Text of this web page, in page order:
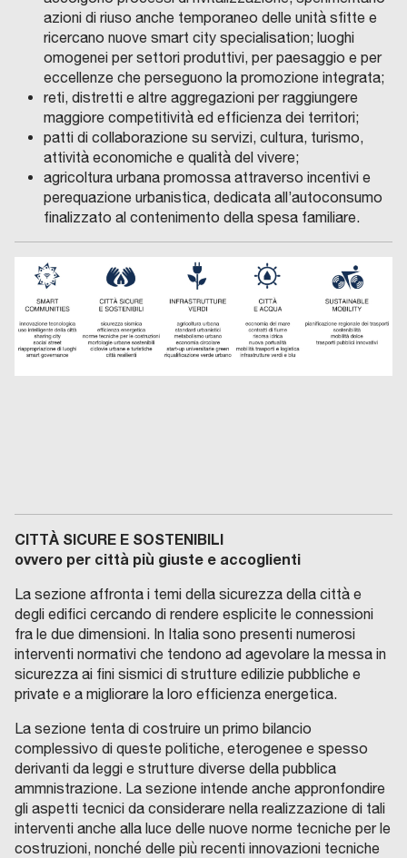
azioni di riuso anche temporaneo delle unità sfitte e
ricercano nuove smart city specialisation; luoghi
omogenei per settori produttivi, per paesaggio e per
eccellenze che perseguono la promozione integrata;
reti, distretti e altre aggregazioni per raggiungere
maggiore competitività ed efficienza dei territori;
patti di collaborazione su servizi, cultura, turismo,
attività economiche e qualità del vivere;
agricoltura urbana promossa attraverso incentivi e
perequazione urbanistica, dedicata all’autoconsumo
finalizzato al contenimento della spesa familiare.
CITTÀ SICURE E SOSTENIBILI
ovvero per città più giuste e accoglienti
La sezione affronta i temi della sicurezza della città e
degli edifici cercando di rendere esplicite le connessioni
fra le due dimensioni. In Italia sono presenti numerosi
interventi normativi che tendono ad agevolare la messa in
sicurezza ai fini sismici di strutture edilizie pubbliche e
private e a migliorare la loro efficienza energetica.
La sezione tenta di costruire un primo bilancio
complessivo di queste politiche, eterogenee e spesso
derivanti da leggi e strutture diverse della pubblica
ammnistrazione. La sezione intende anche appronfondire
gli aspetti tecnici da considerare nella realizzazione di tali
interventi anche alla luce delle nuove norme tecniche per le
costruzioni, nonché delle più recenti innovazioni tecniche